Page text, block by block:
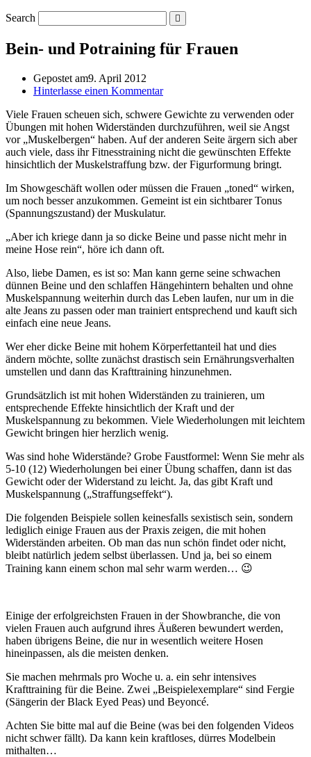
Search
Bein- und Potraining für Frauen
Gepostet am9. April 2012
Hinterlasse einen Kommentar
Viele Frauen scheuen sich, schwere Gewichte zu verwenden oder
Übungen mit hohen Widerständen durchzuführen, weil sie Angst
vor „Muskelbergen“ haben. Auf der anderen Seite ärgern sich aber
auch viele, dass ihr Fitnesstraining nicht die gewünschten Effekte
hinsichtlich der Muskelstraffung bzw. der Figurformung bringt.
Im Showgeschäft wollen oder müssen die Frauen „toned“ wirken,
um noch besser anzukommen. Gemeint ist ein sichtbarer Tonus
(Spannungszustand) der Muskulatur.
„Aber ich kriege dann ja so dicke Beine und passe nicht mehr in
meine Hose rein“, höre ich dann oft.
Also, liebe Damen, es ist so: Man kann gerne seine schwachen
dünnen Beine und den schlaffen Hängehintern behalten und ohne
Muskelspannung weiterhin durch das Leben laufen, nur um in die
alte Jeans zu passen oder man trainiert entsprechend und kauft sich
einfach eine neue Jeans.
Wer eher dicke Beine mit hohem Körperfettanteil hat und dies
ändern möchte, sollte zunächst drastisch sein Ernährungsverhalten
umstellen und dann das Krafttraining hinzunehmen.
Grundsätzlich ist mit hohen Widerständen zu trainieren, um
entsprechende Effekte hinsichtlich der Kraft und der
Muskelspannung zu bekommen. Viele Wiederholungen mit leichtem
Gewicht bringen hier herzlich wenig.
Was sind hohe Widerstände? Grobe Faustformel: Wenn Sie mehr als
5-10 (12) Wiederholungen bei einer Übung schaffen, dann ist das
Gewicht oder der Widerstand zu leicht. Ja, das gibt Kraft und
Muskelspannung („Straffungseffekt“).
Die folgenden Beispiele sollen keinesfalls sexistisch sein, sondern
lediglich einige Frauen aus der Praxis zeigen, die mit hohen
Widerständen arbeiten. Ob man das nun schön findet oder nicht,
bleibt natürlich jedem selbst überlassen. Und ja, bei so einem
Training kann einem schon mal sehr warm werden… 😉
Einige der erfolgreichsten Frauen in der Showbranche, die von
vielen Frauen auch aufgrund ihres Äußeren bewundert werden,
haben übrigens Beine, die nur in wesentlich weitere Hosen
hineinpassen, als die meisten denken.
Sie machen mehrmals pro Woche u. a. ein sehr intensives
Krafttraining für die Beine. Zwei „Beispielexemplare“ sind Fergie
(Sängerin der Black Eyed Peas) und Beyoncé.
Achten Sie bitte mal auf die Beine (was bei den folgenden Videos
nicht schwer fällt). Da kann kein kraftloses, dürres Modelbein
mithalten…